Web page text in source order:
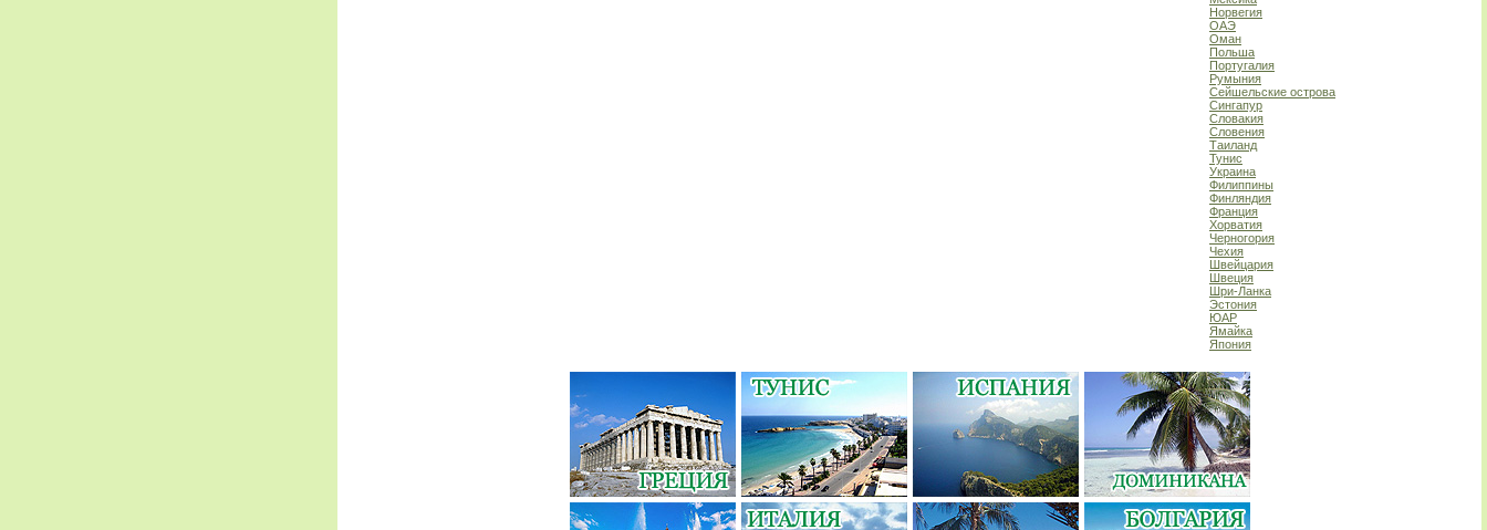
Норвегия
ОАЭ
Оман
Польша
Португалия
Румыния
Сейшельские острова
Сингапур
Словакия
Словения
Таиланд
Тунис
Украина
Филиппины
Финляндия
Франция
Хорватия
Черногория
Чехия
Швейцария
Швеция
Шри-Ланка
Эстония
ЮАР
Ямайка
Япония